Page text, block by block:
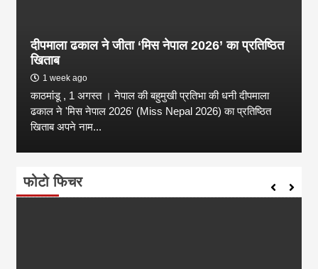
दीपमाला ढकाल ने जीता ‘मिस नेपाल 2026’ का प्रतिष्ठित
खिताब
1 week ago
काठमांडू , 1 अगस्त । नेपाल की बहुमुखी प्रतिभा की धनी दीपमाला
ढकाल ने 'मिस नेपाल 2026' (Miss Nepal 2026) का प्रतिष्ठित
खिताब अपने नाम...
फोटो फिचर